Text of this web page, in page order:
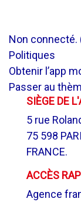
Non connecté.
Politiques
Obtenir l’app
Passer au
SIÈGE DE
5 rue
75 598
FRANCE.
ACCÈS
Agence